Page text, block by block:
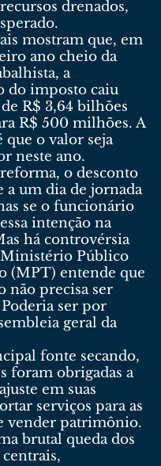
drenados,
mostram que, em
ano cheio da
a
do imposto caiu
de R$ 3,64 bilhões
R$ 500 milhões. A
que o valor seja
neste ano.
o desconto
a um dia de jornada
se o funcionário
intenção na
há controvérsia
Público
(MPT) entende que
não precisa ser
ser por
geral da
fonte secando,
foram obrigadas a
em suas
serviços para as
vender patrimônio.
brutal queda dos
centrais,